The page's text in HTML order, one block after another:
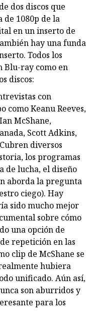
dos discos que
1080p de la
en un inserto de
hay una funda
Todos los
Blu-ray como en
discos:
con
como Keanu Reeves,
McShane,
Scott Adkins,
diversos
los programas
de lucha, el diseño
aborda la pregunta
ciego). Hay
sido mucho mejor
sobre cómo
una opción de
repetición en las
clip de McShane se
hubiera
unificado. Aún así,
son aburridos y
para los